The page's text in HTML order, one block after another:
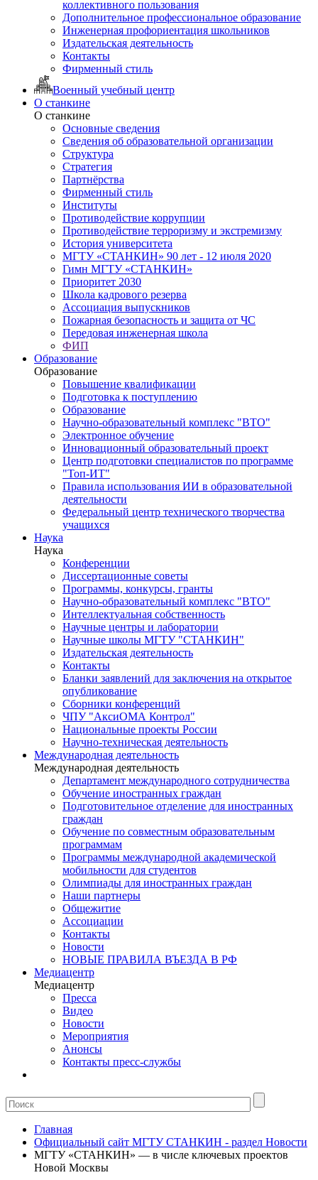
коллективного пользования
Дополнительное профессиональное образование
Инженерная профориентация школьников
Издательская деятельность
Контакты
Фирменный стиль
Военный учебный центр
О станкине
О станкине
Основные сведения
Сведения об образовательной организации
Структура
Стратегия
Партнёрства
Фирменный стиль
Институты
Противодействие коррупции
Противодействие терроризму и экстремизму
История университета
МГТУ «СТАНКИН» 90 лет - 12 июля 2020
Гимн МГТУ «СТАНКИН»
Приоритет 2030
Школа кадрового резерва
Ассоциация выпускников
Пожарная безопасность и защита от ЧС
Передовая инженерная школа
ФИП
Образование
Образование
Повышение квалификации
Подготовка к поступлению
Образование
Научно-образовательный комплекс "ВТО"
Электронное обучение
Инновационный образовательный проект
Центр подготовки специалистов по программе
"Топ-ИТ"
Правила использования ИИ в образовательной
деятельности
Федеральный центр технического творчества
учащихся
Наука
Наука
Конференции
Диссертационные советы
Программы, конкурсы, гранты
Научно-образовательный комплекс "ВТО"
Интеллектуальная собственность
Научные центры и лаборатории
Научные школы МГТУ "СТАНКИН"
Издательская деятельность
Контакты
Бланки заявлений для заключения на открытое
опубликование
Сборники конференций
ЧПУ "АксиОМА Контрол"
Национальные проекты России
Научно-техническая деятельность
Международная деятельность
Международная деятельность
Департамент международного сотрудничества
Обучение иностранных граждан
Подготовительное отделение для иностранных
граждан
Обучение по совместным образовательным
программам
Программы международной академической
мобильности для студентов
Олимпиады для иностранных граждан
Наши партнеры
Общежитие
Ассоциации
Контакты
Новости
НОВЫЕ ПРАВИЛА ВЪЕЗДА В РФ
Медиацентр
Медиацентр
Пресса
Видео
Новости
Мероприятия
Анонсы
Контакты пресс-службы
Главная
Официальный сайт МГТУ СТАНКИН - раздел Новости
МГТУ «СТАНКИН» — в числе ключевых проектов
Новой Москвы